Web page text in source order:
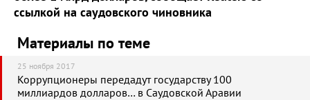
ссылкой на саудовского чиновника
Материалы по теме
25 ноября 2017
Коррупционеры передадут государству 100
миллиардов долларов… в Саудовской Аравии